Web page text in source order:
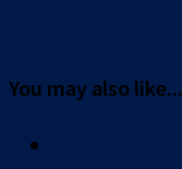
You may also like...